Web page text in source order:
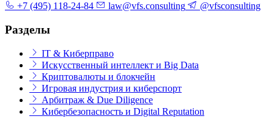
+7 (495) 118-24-84
law@vfs.consulting @vfsconsulting
Разделы
IT & Киберправо
Искусственный интеллект и Big Data
Криптовалюты и блокчейн
Игровая индустрия и киберспорт
Арбитраж & Due Diligence
Кибербезопасность и Digital Reputation